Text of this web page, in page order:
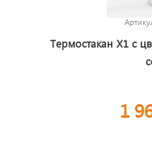
Термостакан X1 с
1